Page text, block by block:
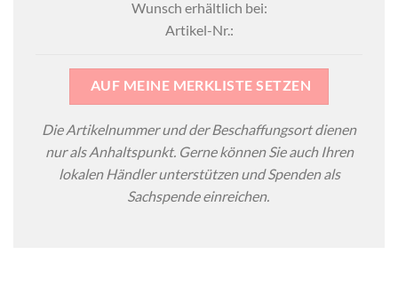
Wunsch erhältlich bei:
Artikel-Nr.:
AUF MEINE MERKLISTE SETZEN
Die Artikelnummer und der Beschaffungsort dienen
nur als Anhaltspunkt. Gerne können Sie auch Ihren
lokalen Händler unterstützen und Spenden als
Sachspende einreichen.